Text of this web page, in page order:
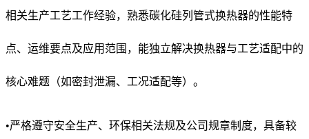
相关生产工艺工作经验，熟悉碳化硅列管式换热器的性能特
点、运维要点及应用范围，能独立解决换热器与工艺适配中的
核心难题（如密封泄漏、工况适配等）。
•严格遵守安全生产、环保相关法规及公司规章制度，具备较